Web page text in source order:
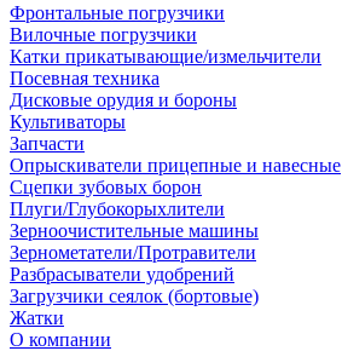
Фронтальные погрузчики
Вилочные погрузчики
Катки прикатывающие/измельчители
Посевная техника
Дисковые орудия и бороны
Культиваторы
Запчасти
Опрыскиватели прицепные и навесные
Сцепки зубовых борон
Плуги/Глубокорыхлители
Зерноочистительные машины
Зернометатели/Протравители
Разбрасыватели удобрений
Загрузчики сеялок (бортовые)
Жатки
О компании